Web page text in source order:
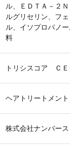
ル、ＥＤＴＡ－２
ルグリセリン、フ
ル、イソプロパノ
料
トリシスコア ＣＥ
ヘアトリートメント
株式会社ナンバー